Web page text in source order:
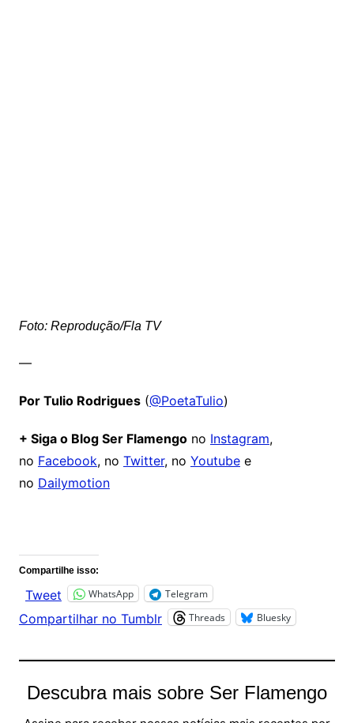
Foto: Reprodução/Fla TV
—
Por Tulio Rodrigues(@PoetaTulio)
+ Siga o Blog Ser Flamengono Instagram,
no Facebook, no Twitter, no Youtubee
no Dailymotion
Compartilhe isso:
Tweet WhatsApp Telegram
Compartilhar no Tumblr Threads Bluesky
Descubra mais sobre Ser Flamengo